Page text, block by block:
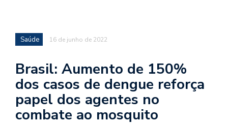
Saúde 16 de junho de 2022
Brasil: Aumento de 150%
dos casos de dengue reforça
papel dos agentes no
combate ao mosquito